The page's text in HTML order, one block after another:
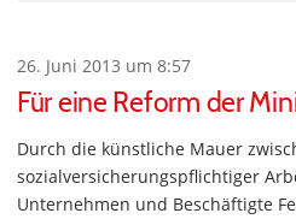
26. Juni 2013 um 8:57
Für eine Reform der
Durch die künstliche Mauer
sozialversicherungspflichtiger
Unternehmen und Beschäftigte